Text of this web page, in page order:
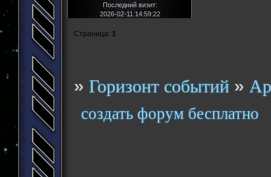
Последний визит:
2026-02-11 14:59:22
Страница: 1
»Горизонт событий »
создать форум бесплатно